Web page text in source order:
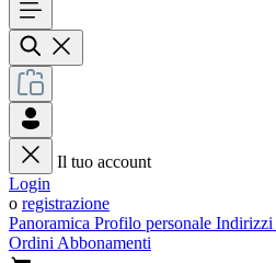
Il tuo account
Login
o registrazione
Panoramica Profilo personale Indirizzi
Ordini Abbonamenti